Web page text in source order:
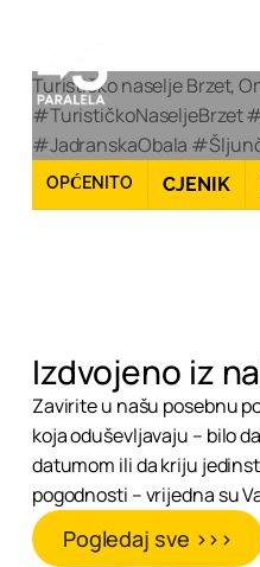
Turističko naselje Brzet,
#TurističkoNaseljeBrzet
#JadranskaObala
OPĆENITO CJENIK
Izdvojeno iz
Zavirite u našu posebnu
koja oduševljavaju – bilo
datumom ili da kriju
pogodnosti – vrijedna su
Pogledaj sve >>>